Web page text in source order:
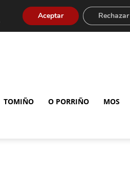
TOMIÑO O PORRIÑO MOS
Aceptar Rechazar